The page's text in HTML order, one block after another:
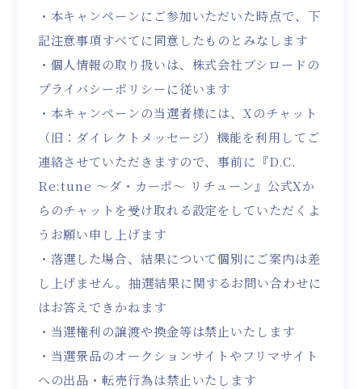
・本キャンペーンにご参加いただいた時点で、下
記注意事項すべてに同意したものとみなします
・個人情報の取り扱いは、株式会社ブシロードの
プライバシーポリシーに従います
・本キャンペーンの当選者様には、Xのチャット
（旧：ダイレクトメッセージ）機能を利用してご
連絡させていただきますので、事前に『D.C.
Re:tune ～ダ・カーポ～ リチューン』公式Xか
らのチャットを受け取れる設定をしていただくよ
うお願い申し上げます
・落選した場合、結果について個別にご案内は差
し上げません。抽選結果に関するお問い合わせに
はお答えできかねます
・当選権利の譲渡や換金等は禁止いたします
・当選景品のオークションサイトやフリマサイト
への出品・転売行為は禁止いたします